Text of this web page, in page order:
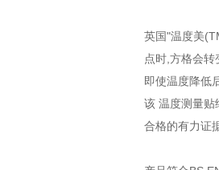
英国"温度美
点时,方格会转
即使温度降低
该 温度测量贴
合格的有力证